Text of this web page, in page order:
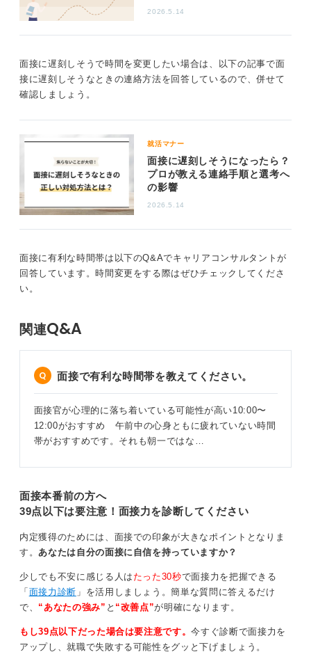
大切なのは「できるだけ早めに」「失礼のない文面で」
「きちんと理由を説明して」連絡すること。そうすれば
さほど悪い印象を与えずに済みます。
連絡手段としては基本的にメールが良いですが、面接日
時の1週間前を切ったタイミングであれば電話連絡もあり
です。3日を切ったタイミングなら、むしろ電話連絡の方
が「どうしても外せない用事」ということで、そちらを
優先させたいとのこと。その「どうしても外せない用
事」が企業に話せる内容であれば、きちんと伝えた方が
相手は納得しやすいです。
単に「諸事情で」だけだと相手も納得しづらいでしょ
う。企業は質問者さんの面接のために関係者の予定を調
て日時を決定しています。それを変更してもらうという
ことの影響を考えて、連絡をすることが大切です。
2026.5.14
面接に遅刻しそうで時間を変更したい場合は、以下の記事で面
接に遅刻しそうなときの連絡方法を回答しているので、併せて
確認しましょう。
就活マナー
面接に遅刻しそうになったら？
プロが教える連絡手順と選考へ
の影響
2026.5.14
面接に有利な時間帯は以下のQ&Aでキャリアコンサルタントが
回答しています。時間変更をする際はぜひチェックしてくださ
い。
関連Q&A
面接で有利な時間帯を教えてください。
面接官が心理的に落ち着いている可能性が高い10:00〜
12:00がおすすめ 午前中の心身ともに疲れていない時間
帯がおすすめです。それも朝一ではな…
面接本番前の方へ
39点以下は要注意！面接力を診断してください
内定獲得のためには、面接での印象が大きなポイントとなりま
す。あなたは自分の面接に自信を持っていますか？
少しでも不安に感じる人は たった30秒で面接力を把握できる
「 面接力診断 」を活用しましょう。簡単な質問に答えるだけ
で、 “あなたの強み” と “改善点”が明確になります。
もし39点以下だった場合は要注意です。今すぐ診断で面接力を
アップし、就職で失敗する可能性をグッと下げましょう。